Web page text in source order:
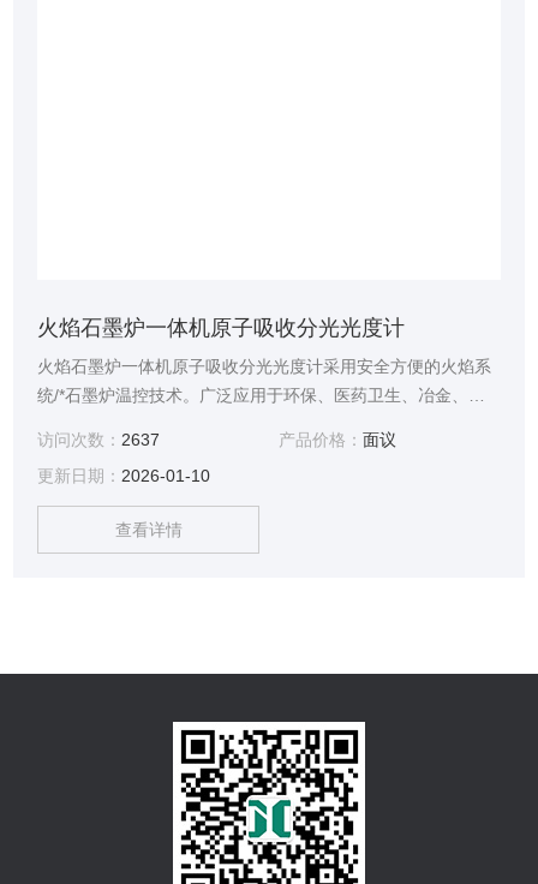
火焰石墨炉一体机原子吸收分光光度计
火焰石墨炉一体机原子吸收分光光度计采用安全方便的火焰系
统/*石墨炉温控技术。广泛应用于环保、医药卫生、冶金、地
访问次数：2637 产品价格： 面议
更新日期：2026-01-10
查看详情